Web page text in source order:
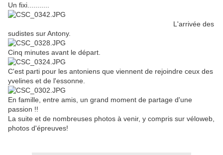
Un fixi...........
L'arrivée des
sudistes sur Antony.
Cinq minutes avant le départ.
C'est parti pour les antoniens que viennent de rejoindre ceux des
yvelines et de l'essonne.
En famille, entre amis, un grand moment de partage d'une
passion !!
La suite et de nombreuses photos à venir, y compris sur véloweb,
photos d'épreuves!